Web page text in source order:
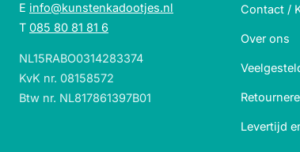
E info@kunstenkadootjes.nl
T 085 80 81 81 6
NL15RABO0314283374
KvK nr. 08158572
Btw nr. NL817861397B01
Contact /
Over ons
Levertijd